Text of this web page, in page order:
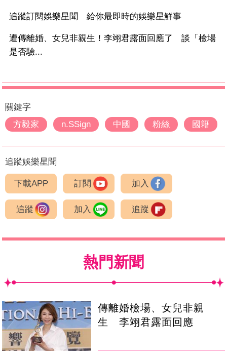
追蹤訂閱娛樂星聞 給你最即時的娛樂星鮮事
遭傳離婚、女兒非親生！李翊君露面回應了 談「檢場
是否驗...
關鍵字
方毅家
n.SSign 中國 粉絲 國籍
追蹤娛樂星聞
下載APP 訂閱 加入
追蹤 加入 追蹤
熱門新聞
傳離婚檢場、女兒非親
生 李翊君露面回應